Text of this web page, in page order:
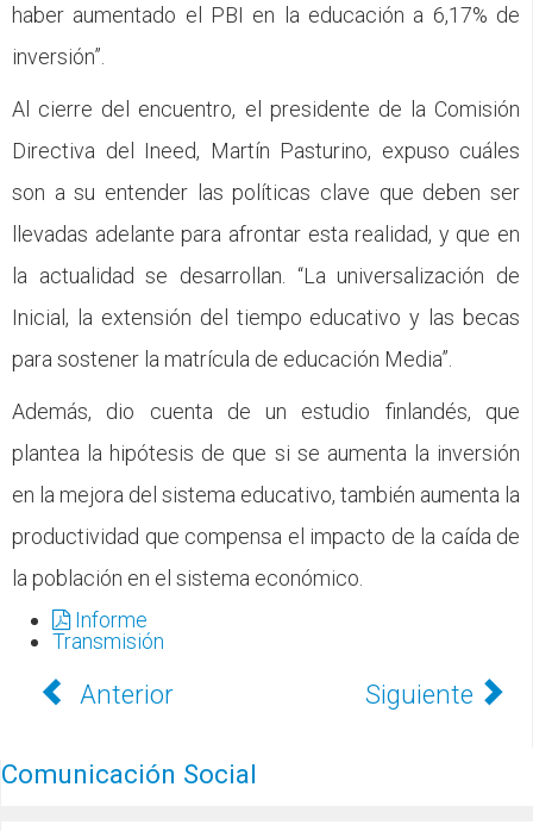
haber aumentado el PBI en la educación a 6,17% de
inversión”.
Al cierre del encuentro, el presidente de la Comisión
Directiva del Ineed, Martín Pasturino, expuso cuáles
son a su entender las políticas clave que deben ser
llevadas adelante para afrontar esta realidad, y que en
la actualidad se desarrollan. “La universalización de
Inicial, la extensión del tiempo educativo y las becas
para sostener la matrícula de educación Media”.
Además, dio cuenta de un estudio finlandés, que
plantea la hipótesis de que si se aumenta la inversión
en la mejora del sistema educativo, también aumenta la
productividad que compensa el impacto de la caída de
la población en el sistema económico.
Informe
Transmisión
Anterior Siguiente
Comunicación Social